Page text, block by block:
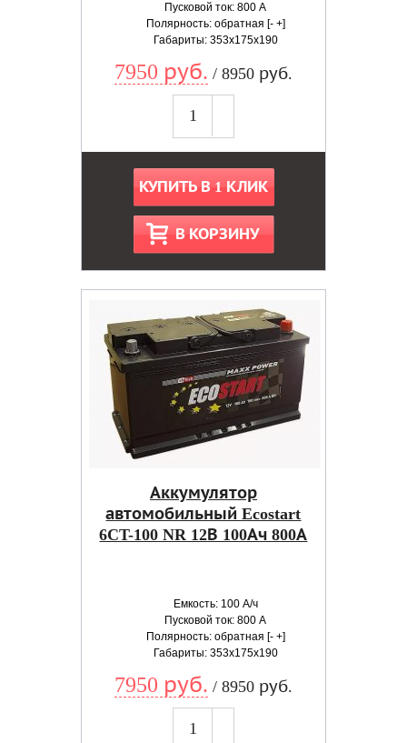
Пусковой ток: 800 А
Полярность: обратная [- +]
Габариты: 353x175x190
7950 руб. / 8950 руб.
КУПИТЬ В 1 КЛИК
В КОРЗИНУ
Аккумулятор
автомобильный Ecostart
6CT-100 NR 12В 100Ач 800А
Емкость: 100 А/ч
Пусковой ток: 800 А
Полярность: обратная [- +]
Габариты: 353x175x190
7950 руб. / 8950 руб.